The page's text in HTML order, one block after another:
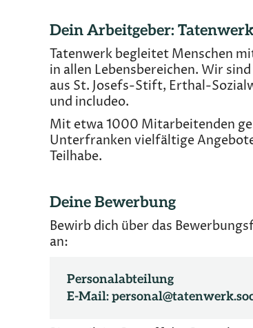
Dein Arbeitgeber: Tatenwerk
Tatenwerk begleitet Menschen
in allen Lebensbereichen. Wir
aus St. Josefs-Stift, Erthal-
und includeo.
Mit etwa 1000 Mitarbeitenden
Unterfranken vielfältige
Teilhabe.
Deine Bewerbung
Bewirb dich über das
an:
Personalabteilung
E-Mail: